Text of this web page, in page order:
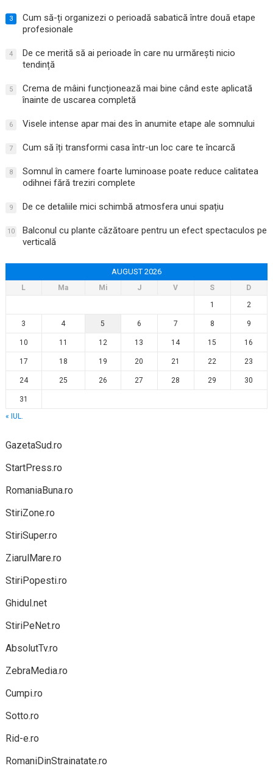
3
Cum să-ți organizezi o perioadă sabatică între două etape
profesionale
4
De ce merită să ai perioade în care nu urmărești nicio
tendință
5
Crema de mâini funcționează mai bine când este aplicată
înainte de uscarea completă
6 Visele intense apar mai des în anumite etape ale somnului
7 Cum să îți transformi casa într-un loc care te încarcă
8
Somnul în camere foarte luminoase poate reduce calitatea
odihnei fără treziri complete
9 De ce detaliile mici schimbă atmosfera unui spațiu
10
Balconul cu plante căzătoare pentru un efect spectaculos pe
verticală
AUGUST 2026
L Ma Mi J V S
D
1
2
3 4 5 6 7 8 9
10 11 12 13 14 15 16
17 18 19 20 21 22 23
24 25 26 27 28 29 30
31
« IUL.
GazetaSud.ro
StartPress.ro
RomaniaBuna.ro
StiriZone.ro
StiriSuper.ro
ZiarulMare.ro
StiriPopesti.ro
Ghidul.net
StiriPeNet.ro
AbsolutTv.ro
ZebraMedia.ro
Cumpi.ro
Sotto.ro
Rid-e.ro
RomaniDinStrainatate.ro